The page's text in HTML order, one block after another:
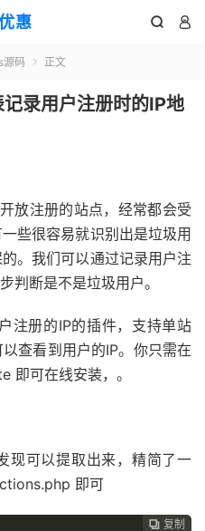
惠  
源码  正文
录用户注册时的IP地
放注册的站点，经常都会受
些很容易就识别出是垃圾用
。我们可以通过记录用户注
判断是不是垃圾用户。
注册的IP的插件，支持单站
查看到用户的IP。你只需在
可在线安装，。
现可以提取出来，精简了一
即可
 复制